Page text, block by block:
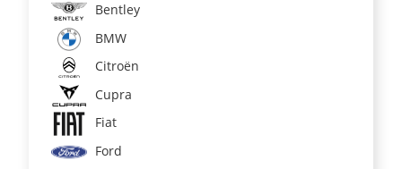
Bentley
BMW
Citroën
Cupra
Fiat
Ford